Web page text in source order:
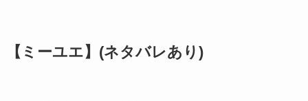
【ミーユエ】(ネタバレあり)